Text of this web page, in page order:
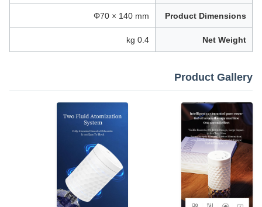
Product Dimensions
Φ70 × 140 mm
Net Weight
0.4 kg
Product Gallery